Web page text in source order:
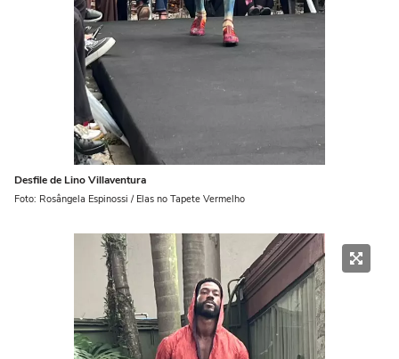
Desfile de Lino Villaventura
Foto: Rosângela Espinossi / Elas no Tapete Vermelho